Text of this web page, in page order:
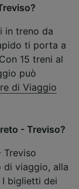
in treno da
ti porta a
15 treni al
può
di Viaggio
- Treviso?
di viaggio, alla
biglietti dei